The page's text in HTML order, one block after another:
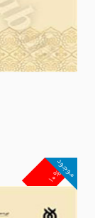
۱۰%
موجود